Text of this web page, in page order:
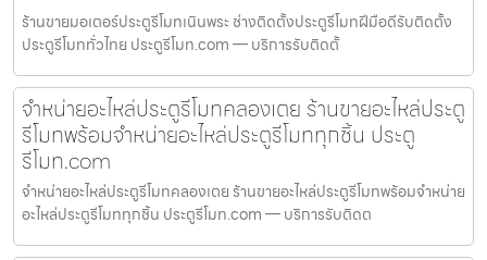
ร้านขายมอเตอร์ประตูรีโมทเนินพระ ช่างติดตั้งประตูรีโมทฝีมือดีรับติดตั้ง
ประตูรีโมททั่วไทย ประตูรีโมท.com — บริการรับติดตั้
จำหน่ายอะไหล่ประตูรีโมทคลองเตย ร้านขายอะไหล่ประตู
รีโมทพร้อมจำหน่ายอะไหล่ประตูรีโมททุกชิ้น ประตู
รีโมท.com
จำหน่ายอะไหล่ประตูรีโมทคลองเตย ร้านขายอะไหล่ประตูรีโมทพร้อมจำหน่าย
อะไหล่ประตูรีโมททุกชิ้น ประตูรีโมท.com — บริการรับติดต